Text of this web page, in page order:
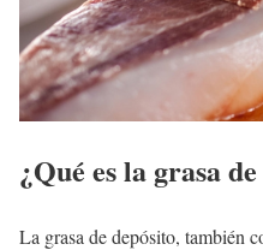
¿Qué es la grasa
La grasa de depósito, también